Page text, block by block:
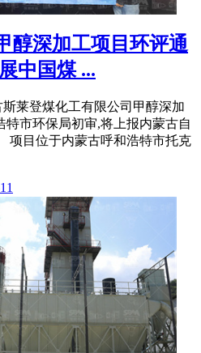
醇深加工项目环评通
中国煤 ...
斯莱登煤化工有限公司甲醇深加
特市环保局初审,将上报内蒙古自
项目位于内蒙古呼和浩特市托克